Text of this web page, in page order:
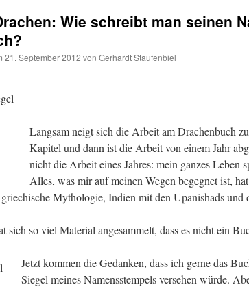
Wie schreibt man seinen
21. September 2012 von Gerhardt Staufenbiel
Langsam neigt sich die Arbeit am Drachenbuch
Kapitel und dann ist die Arbeit von einem Jahr
nicht die Arbeit eines Jahres: mein ganzes Leben
Alles, was mir auf meinen Wegen begegnet ist,
Mythologie, Indien mit den Upanishads und
sich so viel Material angesammelt, dass es nicht ein
Jetzt kommen die Gedanken, dass ich gerne das
Siegel meines Namensstempels versehen würde.